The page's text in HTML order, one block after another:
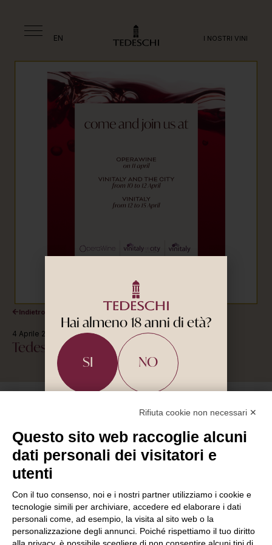
EN I NOSTRI VINI
Indietro
4 Aprile 2026
Tedeschi a Vinitaly 2026 e non solo
Vigneti
SOC. AGRICOLA F.LLI TEDESCHI SRL | P.IVA 00559980230
info@tedeschiwines.com
+(39) 045 7701487
Rifiuta cookie non necessari ✕
Questo sito web raccoglie alcuni
dati personali dei visitatori e
utenti
Con il tuo consenso, noi e i nostri partner utilizziamo i cookie e
tecnologie simili per archiviare, accedere ed elaborare i dati
personali come, ad esempio, la visita al sito web o la
personalizzazione degli annunci. Poiché rispettiamo il tuo diritto
Hai almeno 18 anni di età?
SI NO
AVERE L'ETÀ MINIMA PREVISTA DALLA
LEGGE RELATIVAMENTE AL CONSUMO DI